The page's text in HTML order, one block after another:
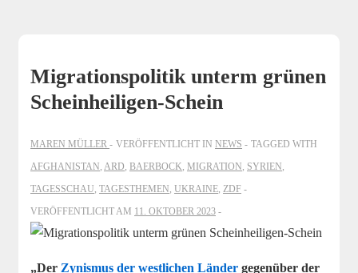
Migrationspolitik unterm grünen
Scheinheiligen-Schein
MAREN MÜLLER VERÖFFENTLICHT IN NEWS
TAGGED WITH
AFGHANISTAN, ARD, BAERBOCK, MIGRATION, SYRIEN,
TAGESSCHAU, TAGESTHEMEN, UKRAINE, ZDF
VERÖFFENTLICHT AM 11. OKTOBER 2023
„Der Zynismus der westlichen Länder gegenüber der